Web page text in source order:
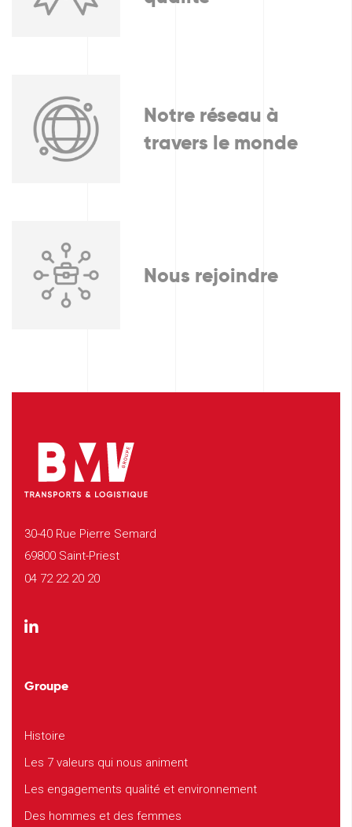
Notre réseau à
travers le monde
Nous rejoindre
30-40 Rue Pierre Semard
69800 Saint-Priest
04 72 22 20 20
Groupe
Histoire
Les 7 valeurs qui nous animent
Les engagements qualité et environnement
Des hommes et des femmes